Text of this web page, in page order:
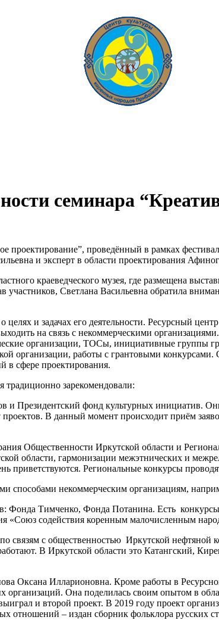
семинара
проектирование”, проведённый в рамках
и эксперт в области проектирования
краеведческого музея, где размещена
Светлана Васильевна обратила
целях и задачах его деятельности. Ресурсный
на связь с некоммерческими
организации, ТОСы, инициативные группы
организации, работы с грантовыми
в сфере проектирования.
традиционно зарекомендовали:
и Президентский фонд культурных инициатив.
В данный момент происходит приём
Общественности Иркутской области и
области, гармонизации межэтнических и
Региональные конкурсы
способами некоммерческим организациям,
Фонда Тимченко, Фонда Потанина. Есть
«Союз содействия коренным малочисленным
связям с общественностью Иркутской
В Иркутской области это Катангский,
Оксана Илларионовна. Кроме работы в
организаций. Она поделилась своим опытом в
и второй проект. В 2019 году проект
отношений – издан сборник фольклора русских